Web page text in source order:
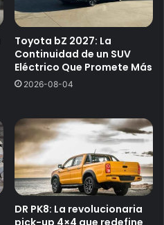
Toyota bZ 2027: La
Continuidad de un SUV
Eléctrico Que Promete Más
2026-08-04
DR PK8: La revolucionaria